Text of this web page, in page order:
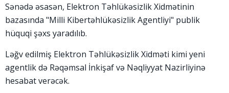
Sənədə əsasən, Elektron Təhlükəsizlik Xidmətinin
bazasında "Milli Kibertəhlükəsizlik Agentliyi" publik
hüquqi şəxs yaradılıb.
Ləğv edilmiş Elektron Təhlükəsizlik Xidməti kimi yeni
agentlik də Rəqəmsal İnkişaf və Nəqliyyat Nazirliyinə
hesabat verəcək.